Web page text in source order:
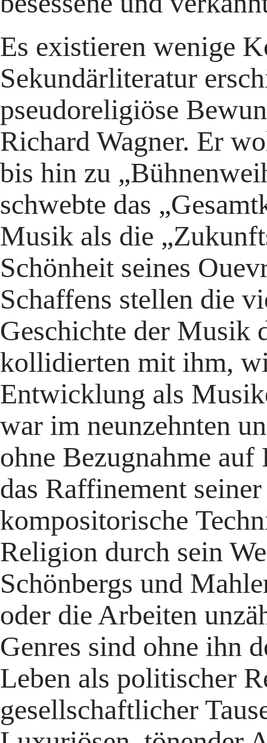
Es existieren wenige
Sekundärliteratur
pseudoreligiöse
Richard Wagner. Er
bis hin zu
schwebte das
Musik als die
Schönheit seines
Schaffens stellen die
Geschichte der Musik
kollidierten mit ihm,
Entwicklung als
war im neunzehnten
ohne Bezugnahme
das Raffinement
kompositorische
Religion durch sein
Schönbergs und
oder die Arbeiten
Genres sind ohne ihn
Leben als politischer
gesellschaftlicher